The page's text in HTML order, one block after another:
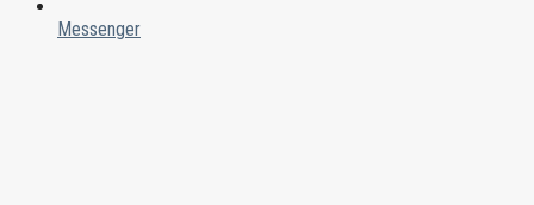
Messenger